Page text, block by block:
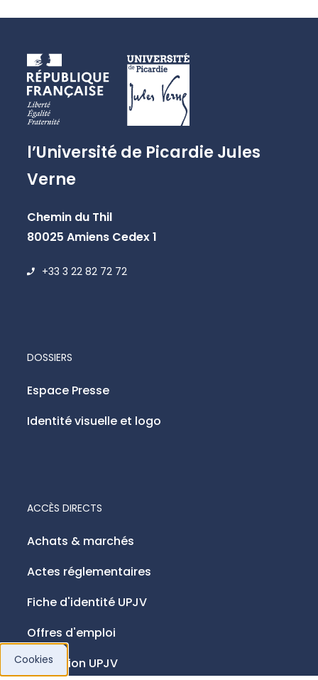
l’Université de Picardie Jules
Verne
Chemin du Thil
80025 Amiens Cedex 1
+33 3 22 82 72 72
ACCÈS DIRECTS
Achats & marchés
Actes réglementaires
Fiche d'identité UPJV
Offres d'emploi
Fondation UPJV
DOSSIERS
Espace Presse
Identité visuelle et logo
Cookies